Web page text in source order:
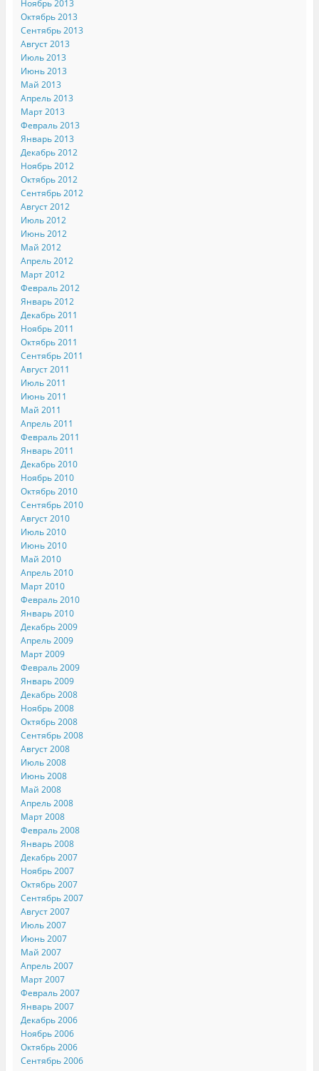
Ноябрь 2013
Октябрь 2013
Сентябрь 2013
Август 2013
Июль 2013
Июнь 2013
Май 2013
Апрель 2013
Март 2013
Февраль 2013
Январь 2013
Декабрь 2012
Ноябрь 2012
Октябрь 2012
Сентябрь 2012
Август 2012
Июль 2012
Июнь 2012
Май 2012
Апрель 2012
Март 2012
Февраль 2012
Январь 2012
Декабрь 2011
Ноябрь 2011
Октябрь 2011
Сентябрь 2011
Август 2011
Июль 2011
Июнь 2011
Май 2011
Апрель 2011
Февраль 2011
Январь 2011
Декабрь 2010
Ноябрь 2010
Октябрь 2010
Сентябрь 2010
Август 2010
Июль 2010
Июнь 2010
Май 2010
Апрель 2010
Март 2010
Февраль 2010
Январь 2010
Декабрь 2009
Апрель 2009
Март 2009
Февраль 2009
Январь 2009
Декабрь 2008
Ноябрь 2008
Октябрь 2008
Сентябрь 2008
Август 2008
Июль 2008
Июнь 2008
Май 2008
Апрель 2008
Март 2008
Февраль 2008
Январь 2008
Декабрь 2007
Ноябрь 2007
Октябрь 2007
Сентябрь 2007
Август 2007
Июль 2007
Июнь 2007
Май 2007
Апрель 2007
Март 2007
Февраль 2007
Январь 2007
Декабрь 2006
Ноябрь 2006
Октябрь 2006
Сентябрь 2006